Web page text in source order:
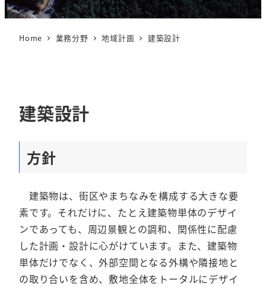
Home 業務分野 地域計画 建築設計
建築設計
方針
建築物は、街区やまちなみを構成する大きな要
素です。それだけに、たとえ建築物単体のデザイ
ンであっても、周辺景観との調和、関係性に配慮
した計画・設計に心がけています。また、建築物
単体だけでなく、外部空間となる外構や隣接地と
の取り合いを含め、敷地全体をトータルにデザイ